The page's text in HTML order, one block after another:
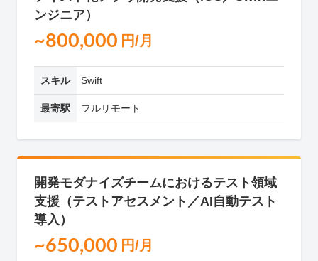
ンジニア）
~800,000 円/月
スキル Swift
最寄駅 フルリモート
開発モダナイズチームにおけるテスト領域
支援（テストアセスメント／AI自動テスト
導入）
~650,000 円/月